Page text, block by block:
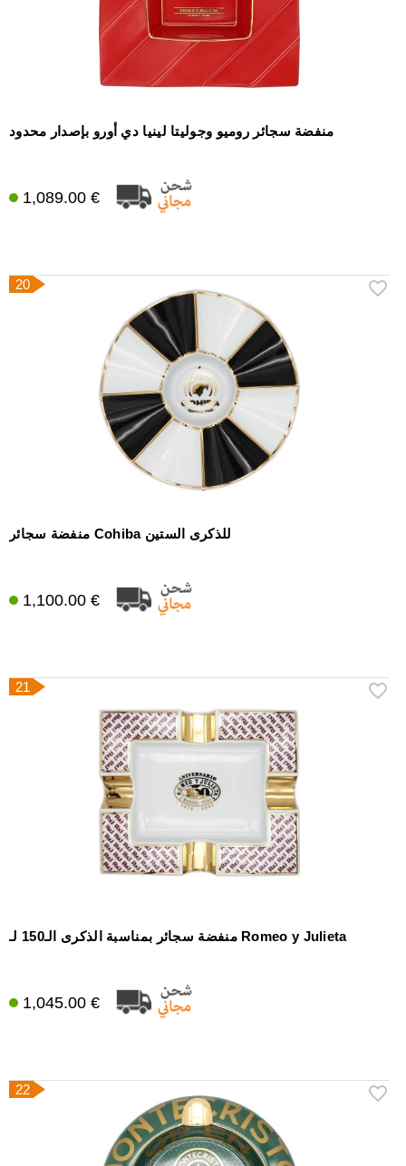
منفضة سجائر روميو وجوليتا لينيا دي أورو بإصدار محدود
1,089.00 €
20
منفضة سجائر Cohiba للذكرى الستين
1,100.00 €
21
منفضة سجائر بمناسبة الذكرى الـ150 لـ Romeo y Julieta
1,045.00 €
22